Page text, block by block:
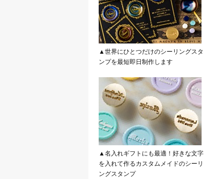
▲世界にひとつだけのシーリングスタ
ンプを最短即日制作します
▲名入れギフトにも最適！好きな文字
を入れて作るカスタムメイドのシーリ
ングスタンプ